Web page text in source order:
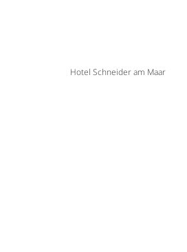
Hotel Schneider am Maar